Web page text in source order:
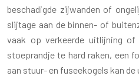
beschadigde zijwanden of
slijtage aan de binnen- of
vaak op verkeerde uitlijning
stoeprandje te hard raken, een
aan stuur- en fuseekogels kan